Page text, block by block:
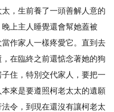
，生前養了一頭善解人意的
上主人睡覺還會幫她蓋被
作家人一樣疼愛它。直到去
在臨終之前還惦念著她的狗
住，特別交代家人，要把一
來是要遵照柯老太太的遺願
令，到現在還沒有讓柯老太